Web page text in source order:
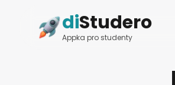
diStudero
Appka pro studenty